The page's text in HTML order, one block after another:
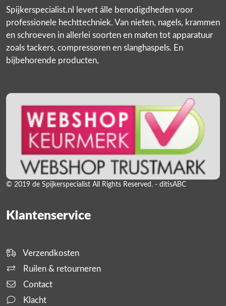
Spijkerspecialist.nl levert álle benodigdheden voor
professionele hechttechniek. Van nieten, nagels, krammen
en schroeven in allerlei soorten en maten tot apparatuur
zoals tackers, compressoren en slanghaspels. En
bijbehorende producten,
© 2019 de Spijkerspecialist All Rights Reserved. - ditisABC
Klantenservice
Verzendkosten
Ruilen & retourneren
Contact
Klacht